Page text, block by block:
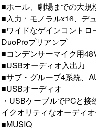
■ホール、劇場までの大
■入力：モノラルx16、デ
■ワイドなゲインコントロ
DuoPreプリアンプ
■コンデンサーマイク用
■USBオーディオ入出力
■サブ・グループ4系統、
■USBオーディオ
・USBケーブルでPCと
イクオリティなオーディオ
■MUSIQ